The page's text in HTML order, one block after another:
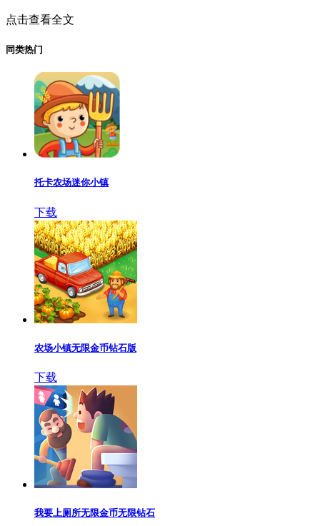
点击查看全文
同类热门
托卡农场迷你小镇
下载
农场小镇无限金币钻石版
下载
我要上厕所无限金币无限钻石